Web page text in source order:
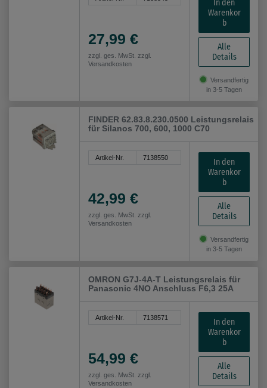
27,99 €
zzgl. ges. MwSt. zzgl.
Versandkosten
In den
Warenkor
b
Alle
Details
Versandfertig
in 3-5 Tagen
FINDER 62.83.8.230.0500 Leistungsrelais
für Silanos 700, 600, 1000 C70
Artikel-Nr. 7138550
42,99 €
zzgl. ges. MwSt. zzgl.
Versandkosten
In den
Warenkor
b
Alle
Details
Versandfertig
in 3-5 Tagen
OMRON G7J-4A-T Leistungsrelais für
Panasonic 4NO Anschluss F6,3 25A
Artikel-Nr. 7138571
54,99 €
zzgl. ges. MwSt. zzgl.
Versandkosten
In den
Warenkor
b
Alle
Details